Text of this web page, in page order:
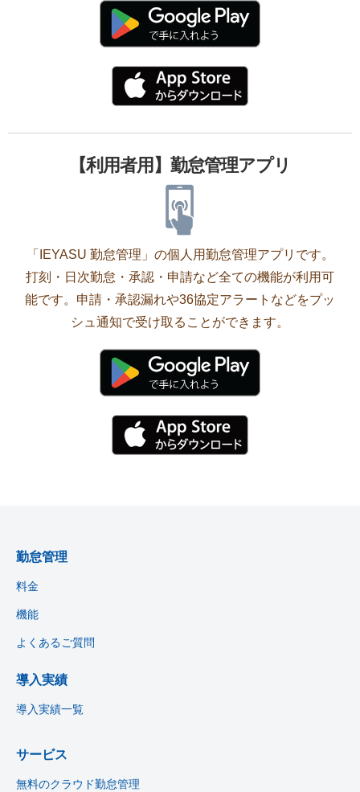
【利用者用】勤怠管理アプリ
「IEYASU 勤怠管理」の個人用勤怠管理アプリです。
打刻・日次勤怠・承認・申請など全ての機能が利用可
能です。申請・承認漏れや36協定アラートなどをプッ
シュ通知で受け取ることができます。
勤怠管理
料金
機能
よくあるご質問
導入実績
導入実績一覧
サービス
無料のクラウド勤怠管理